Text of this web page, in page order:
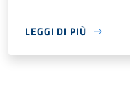
LEGGI DI PIÙ